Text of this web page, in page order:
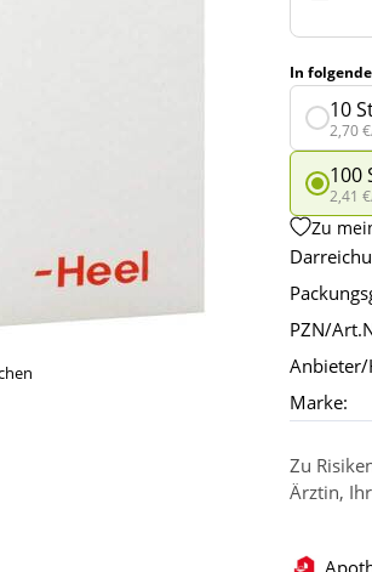
In
10
2,70
100
2,41
Zu
PZN/
Anbieter/
Marke:
Zu
Ärztin,